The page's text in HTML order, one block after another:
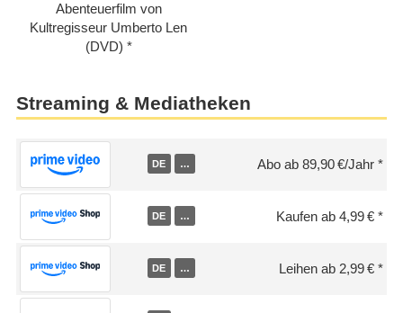
Abenteuerfilm von
Kultregisseur Umberto Len
(DVD)
Streaming & Mediatheken
DE … Abo ab 89,90 €/Jahr
DE … Kaufen ab 4,99 €
DE … Leihen ab 2,99 €